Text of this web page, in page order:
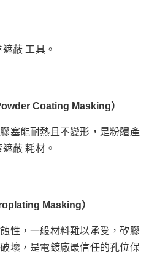
蔽 工具。
Coating Masking）
塞能耐熱且不變形，是粉體產
蔽 耗材。
Masking）
性，一般材料難以承受，矽膠
壞，是電鍍廠最信任的孔位保